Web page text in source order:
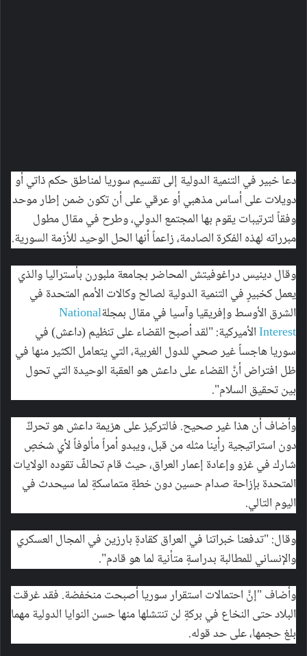
دعا خبير في التنمية الدولية إلى تقسيم سوريا لمناطق حكم ذاتي أو
دويلات على أساس مذهبي أو عرقي على أن تكون ضمن إطار موحد
وفقاً لترتيبات يقوم بها المجتمع الدولي، وطرح في مقال مطول
مبرراته لهذه الفكرة الصادمة، زاعماً أنها الحل الوحيد للأزمة السورية.
وقال دينيس دراغوفيتش المحاضر بجامعة ملبورن بأستراليا والذي
يعمل كخبيرٍ في التنمية الدولية لصالح وكالات الأمم المتحدة في
الشرق الأوسط وإفريقيا وآسيا في مقال بمجلةNational
Interestالأميركية: "لقد أصبح القضاء على تنظيم (داعش) في
سوريا هاجساً غير صحي للدول الغربية، التي يتعامل الكثير منها في
ظل افتراض أنَّ القضاء على داعش هو العقبة الوحيدة التي تحول
بين تحقيق السلام".
وأضاف أن هذا غير صحيح. فالتركيز على هزيمة داعش هو تحركٌ
دون استراتيجية رأينا مثله من قبل، ويبدو أمراً مألوفاً لأي شخصٍ
شارك في غزو وإعادة إعمار العراق، حيث قام تحالفٌ تقوده الولايات
المتحدة بإزاحة صدام حسين دون خطةٍ متماسكةٍ لما سيحدث في
اليوم التالي.
وقال: "تدفعنا خبراتنا في العراق كقادةٍ بارزين في المجال العسكري
والإنساني للمطالبة بدراسةٍ متأنية لما هو قادم".
وأضاف "إنَّ احتمالات استقرار سوريا أصبحت منخفضة. فقد غرقت
البلاد حتى النخاع في بركةٍ لن تنتشلها منها حسن النوايا الدولية مهما
بلغ حجمها، على حد قوله.